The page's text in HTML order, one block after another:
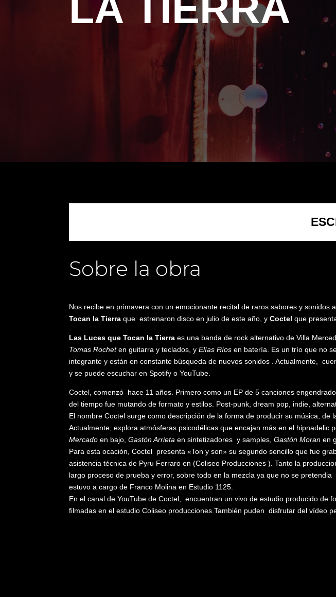
Sobre la obra
Nos recibe en primavera con un emocionante recital de raros sabores y
Tocan la Tierra que estrenaron disco en julio de este año, yCoctel que
Las Luces que Tocan la Tierra es una banda de rock alternativo de Villa
Tomas Rocheten guitarra y teclados, yElías Ríos en batería. Es un trío que no
integrante y están en constante búsqueda de nuevos sonidos . Actualmente,
y se puede escuchar en Spotify o YouTube.
Coctel, comenzó hace 11 años. Primero como un EP de 5 canciones
del tiempo fue mutando de formato y estilos. Post-punk, dream pop, indie,
El nombre Coctel surge como descripción de la forma de producir su música,
Actualmente, explora atmósferas psicodélicas que encajan más en el
Mercado en bajo,Gastón Arrieta en sintetizadores y samples,Gastón Moran en
Para esta ocación, Coctel presenta «Ton y son» su segundo sencillo que fue
asistencia técnica de Pyru Ferraro en (Coliseo Producciones ). Tanto la
largo proceso de prueba y error, sobre todo en la mezcla ya que no se
estuvo a cargo de Franco Molina en Estudio 1125.
En el canal de YouTube de Coctel, encuentran un vivo de estudio producido
filmadas en el estudio Coliseo producciones.También puden disfrutar del vídeo